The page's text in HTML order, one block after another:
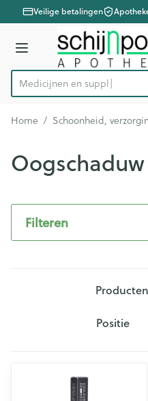
Ga naar de inhoud
1 van 1Veilige betalingen
Menu
Product, merk, categorie...
Med
Home / Schoonheid,
Oogschaduw
Filteren
Producten
Sorteer op: